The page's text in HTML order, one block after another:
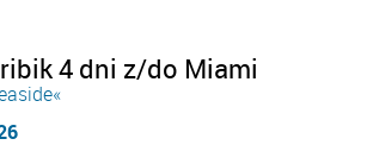
4 dni z/do Miami